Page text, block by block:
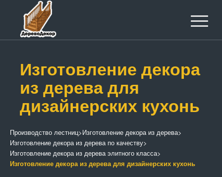
Изготовление декора
из дерева для
дизайнерских кухонь
Производство лестниц>Изготовление декора из дерева>
Изготовление декора из дерева по качеству>
Изготовление декора из дерева элитного класса>
Изготовление декора из дерева для дизайнерских кухонь